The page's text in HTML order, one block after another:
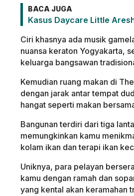
BACA JUGA
Kasus Daycare Little
Ciri khasnya ada musik
nuansa keraton Yogyakarta,
keluarga bangsawan
Kemudian ruang makan di
dengan jarak antar tempat
hangat seperti makan
Bangunan terdiri dari tiga
memungkinkan kamu
kolam ikan dan terapi ikan
Uniknya, para pelayan
kamu dengan ramah dan
yang kental akan keramahan